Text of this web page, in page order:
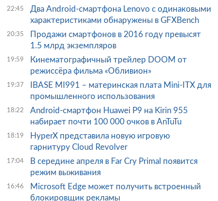
22:45
Два Android-смартфона Lenovo с одинаковыми
характеристиками обнаружены в GFXBench
20:35
Продажи смартфонов в 2016 году превысят
1.5 млрд экземпляров
19:59
Кинематографичный трейлер DOOM от
режиссёра фильма «Обливион»
19:37
IBASE MI991 – материнская плата Mini-ITX для
промышленного использования
18:22
Android-смартфон Huawei P9 на Kirin 955
набирает почти 100 000 очков в AnTuTu
18:19
HyperX представила новую игровую
гарнитуру Cloud Revolver
17:04
В середине апреля в Far Cry Primal появится
режим выживания
16:46
Microsoft Edge может получить встроенный
блокировщик рекламы